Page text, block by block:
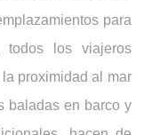
para
todos los viajeros
proximidad al mar
baladas en barco y